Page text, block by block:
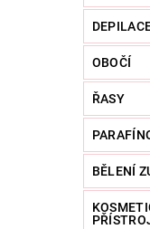
OBOČÍ
ŘASY
BĚLENÍ